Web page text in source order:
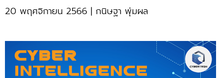
20 พฤศจิกายน 2566 | กนิษฐา พุ่มผล